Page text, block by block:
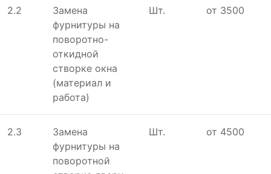
2.2
Замена
фурнитуры на
поворотно-
откидной
створке окна
(материал и
работа)
Шт. от 3500
2.3
Замена
фурнитуры на
поворотной
Шт. от 4500